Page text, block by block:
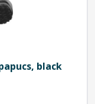
black